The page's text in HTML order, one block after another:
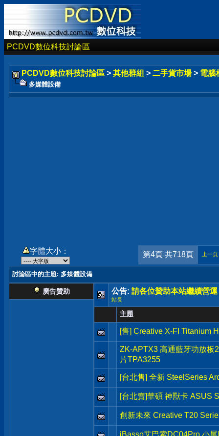
PCDVD數位科技討論區
PCDVD數位科技討論區 > 其他群組 > 二手貨市場 > 電腦
多媒體設備
字體大小： 第4頁 共718頁 上一頁
討論區中的主題: 多媒體設備
廣告贊助 公告: 請各位贊助本站繼續營運
站長
主題
[售] Creative X-FI Titanium
ZK-APTX3 高通藍牙功放板
片TPA3255
[台北售] 全新 SteelSeries
[台北賣]華碩 神獸卡 ASUS
創新未來 Creative T20
iBasso艾巴索DC04Pro 小